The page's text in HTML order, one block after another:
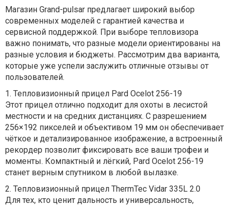
Магазин Grand-pulsar предлагает широкий выбор
современных моделей с гарантией качества и
сервисной поддержкой. При выборе тепловизора
важно понимать, что разные модели ориентированы на
разные условия и бюджеты. Рассмотрим два варианта,
которые уже успели заслужить отличные отзывы от
пользователей.
1. Тепловизионный прицел Pard Ocelot 256-19
Этот прицел отлично подходит для охоты в лесистой
местности и на средних дистанциях. С разрешением
256×192 пикселей и объективом 19 мм он обеспечивает
чёткое и детализированное изображение, а встроенный
рекордер позволит фиксировать все ваши трофеи и
моменты. Компактный и лёгкий, Pard Ocelot 256-19
станет верным спутником в любой вылазке.
2. Тепловизионный прицел ThermTec Vidar 335L 2.0
Для тех, кто ценит дальность и универсальность,